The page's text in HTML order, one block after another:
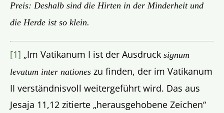
Preis: Deshalb sind die Hirten in der Minderheit und
die Herde ist so klein.
[1] „Im Vatikanum I ist der Ausdruck signum
levatum inter nationes zu finden, der im Vatikanum
II verständnisvoll weitergeführt wird. Das aus
Jesaja 11,12 zitierte „herausgehobene Zeichen“